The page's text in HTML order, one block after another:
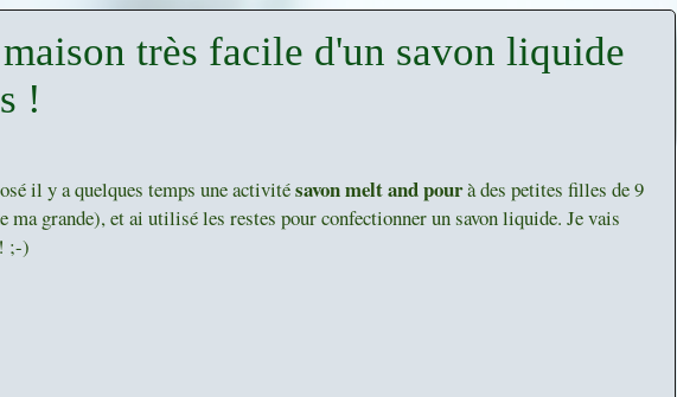
très facile d'un savon liquide
!
il y a quelques temps une activitésavon melt and pourà des petites filles de 9
ma grande), et ai utilisé les restes pour confectionner un savon liquide. Je vais
;-)